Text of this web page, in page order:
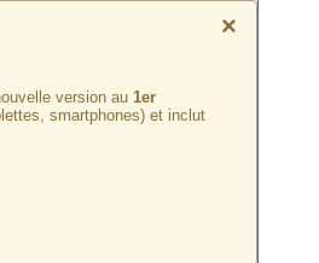
×
version au 1er
smartphones) et inclut